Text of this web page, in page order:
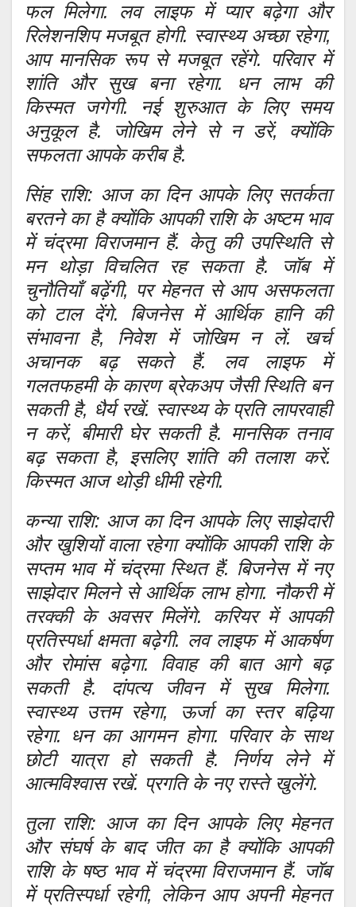
फल मिलेगा. लव लाइफ में प्यार बढ़ेगा और
रिलेशनशिप मजबूत होगी. स्वास्थ्य अच्छा रहेगा,
आप मानसिक रूप से मजबूत रहेंगे. परिवार में
शांति और सुख बना रहेगा. धन लाभ की
किस्मत जगेगी. नई शुरुआत के लिए समय
अनुकूल है. जोखिम लेने से न डरें, क्योंकि
सफलता आपके करीब है.
सिंह राशि: आज का दिन आपके लिए सतर्कता
बरतने का है क्योंकि आपकी राशि के अष्टम भाव
में चंद्रमा विराजमान हैं. केतु की उपस्थिति से
मन थोड़ा विचलित रह सकता है. जॉब में
चुनौतियाँ बढ़ेंगी, पर मेहनत से आप असफलता
को टाल देंगे. बिजनेस में आर्थिक हानि की
संभावना है, निवेश में जोखिम न लें. खर्च
अचानक बढ़ सकते हैं. लव लाइफ में
गलतफहमी के कारण ब्रेकअप जैसी स्थिति बन
सकती है, धैर्य रखें. स्वास्थ्य के प्रति लापरवाही
न करें, बीमारी घेर सकती है. मानसिक तनाव
बढ़ सकता है, इसलिए शांति की तलाश करें.
किस्मत आज थोड़ी धीमी रहेगी.
कन्या राशि: आज का दिन आपके लिए साझेदारी
और खुशियों वाला रहेगा क्योंकि आपकी राशि के
सप्तम भाव में चंद्रमा स्थित हैं. बिजनेस में नए
साझेदार मिलने से आर्थिक लाभ होगा. नौकरी में
तरक्की के अवसर मिलेंगे. करियर में आपकी
प्रतिस्पर्धा क्षमता बढ़ेगी. लव लाइफ में आकर्षण
और रोमांस बढ़ेगा. विवाह की बात आगे बढ़
सकती है. दांपत्य जीवन में सुख मिलेगा.
स्वास्थ्य उत्तम रहेगा, ऊर्जा का स्तर बढ़िया
रहेगा. धन का आगमन होगा. परिवार के साथ
छोटी यात्रा हो सकती है. निर्णय लेने में
आत्मविश्वास रखें. प्रगति के नए रास्ते खुलेंगे.
तुला राशि: आज का दिन आपके लिए मेहनत
और संघर्ष के बाद जीत का है क्योंकि आपकी
राशि के षष्ठ भाव में चंद्रमा विराजमान हैं. जॉब
में प्रतिस्पर्धा रहेगी, लेकिन आप अपनी मेहनत